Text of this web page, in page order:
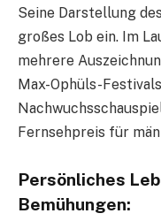
Seine Darstellung
großes Lob ein. Im
mehrere
Max-Ophüls-
Fernsehpreis für
Persönliches
Bemühungen: